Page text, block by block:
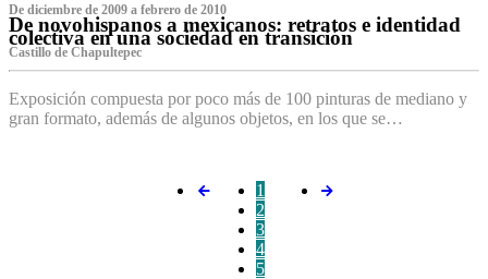
De diciembre de 2009 a febrero de 2010
De novohispanos a mexicanos: retratos e identidad
colectiva en una sociedad en transición
Castillo de Chapultepec
Exposición compuesta por poco más de 100 pinturas de mediano y
gran formato, además de algunos objetos, en los que se…
1
2
3
4
5